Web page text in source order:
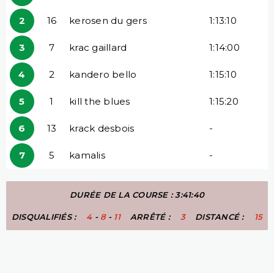
2 16 kerosen du gers 1:13:10
3 7 krac gaillard 1:14:00
4 2 kandero bello 1:15:10
5 1 kill the blues 1:15:20
6 13 krack desbois -
7 5 kamalis -
DURÉE DE LA COURSE : 3:41:40
DISQUALIFIÉS : 4- 8- 11 ARRÊTÉ : 3 DISTANCÉ : 15